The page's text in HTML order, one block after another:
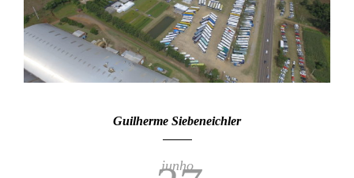
Guilherme Siebeneichler
junho